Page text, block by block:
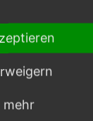
in der
wird DI
bedeutet
Objektes
Depency
Corporate
mehr